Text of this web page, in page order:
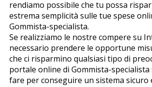
rendiamo possibile che tu possa
estrema semplicità sulle tue spese
Gommista-specialista.
Se realizziamo le nostre compere su
necessario prendere le opportune
che ci risparmino qualsiasi tipo di
portale online di Gommista-specialista
fare per conseguire un sistema sicuro